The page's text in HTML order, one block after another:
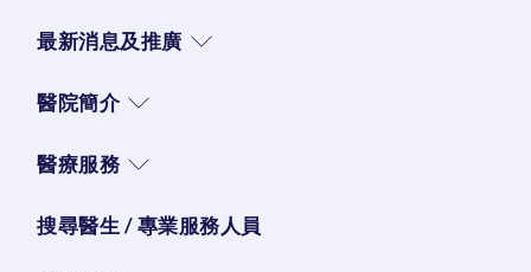
最新消息及推廣
醫院簡介
醫療服務
搜尋醫生 / 專業服務人員